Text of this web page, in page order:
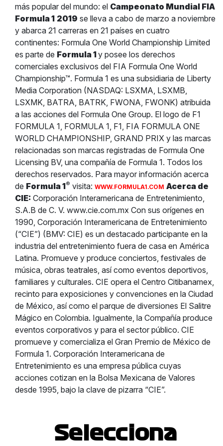
más popular del mundo: el Campeonato Mundial FIA
Formula 1 2019 se lleva a cabo de marzo a noviembre
y abarca 21 carreras en 21 países en cuatro
continentes: Formula One World Championship Limited
es parte de Formula 1y posee los derechos
comerciales exclusivos del FIA Formula One World
Championship™. Formula 1 es una subsidiaria de Liberty
Media Corporation (NASDAQ: LSXMA, LSXMB,
LSXMK, BATRA, BATRK, FWONA, FWONK) atribuida
a las acciones del Formula One Group. El logo de F1
FORMULA 1, FORMULA 1, F1, FIA FORMULA ONE
WORLD CHAMPIONSHIP, GRAND PRIX y las marcas
relacionadas son marcas registradas de Formula One
Licensing BV, una compañía de Formula 1. Todos los
derechos reservados. Para mayor información acerca
de Formula 1® visita: WWW.FORMULA1.COM Acerca de
CIE: Corporación Interamericana de Entretenimiento,
S.A.B de C. V. www.cie.com.mx Con sus orígenes en
1990, Corporación Interamericana de Entretenimiento
(“CIE”) (BMV: CIE) es un destacado participante en la
industria del entretenimiento fuera de casa en América
Latina. Promueve y produce conciertos, festivales de
música, obras teatrales, así como eventos deportivos,
familiares y culturales. CIE opera el Centro Citibanamex,
recinto para exposiciones y convenciones en la Ciudad
de México, así como el parque de diversiones El Salitre
Mágico en Colombia. Igualmente, la Compañía produce
eventos corporativos y para el sector público. CIE
promueve y comercializa el Gran Premio de México de
Formula 1. Corporación Interamericana de
Entretenimiento es una empresa pública cuyas
acciones cotizan en la Bolsa Mexicana de Valores
desde 1995, bajo la clave de pizarra “CIE”.
Selecciona